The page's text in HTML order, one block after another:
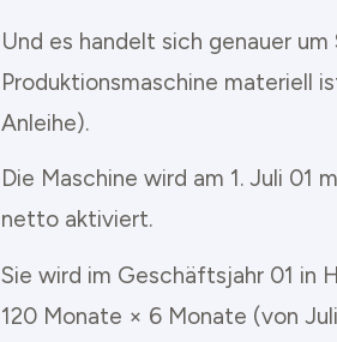
Und es handelt sich genauer um
Produktionsmaschine materiell
Anleihe).
Die Maschine wird am 1. Juli
netto aktiviert.
Sie wird im Geschäftsjahr 01 in
120 Monate × 6 Monate (von